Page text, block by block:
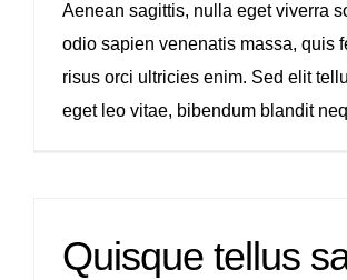
Aenean sagittis, nulla eget viverra
odio sapien venenatis massa, quis
risus orci ultricies enim. Sed elit
eget leo vitae, bibendum blandit
Quisque tellus